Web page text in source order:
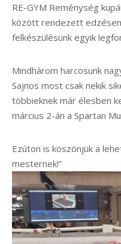
RE-GYM Reménység
között rendezett
felkészülésünk egyik
Mindhárom harcosunk
Sajnos most csak nekik
többieknek már élesben
március 2-án a Spartan
Ezúton is köszönjük a
mesternek!”